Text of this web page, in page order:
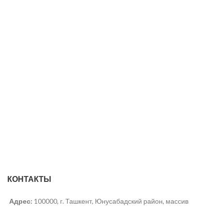
КОНТАКТЫ
Адрес: 100000, г. Ташкент, Юнусабадский район, массив